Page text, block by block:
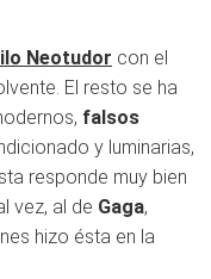
Neotudor con el
El resto se ha
falsos
y luminarias,
responde muy bien
vez, al de Gaga,
hizo ésta en la